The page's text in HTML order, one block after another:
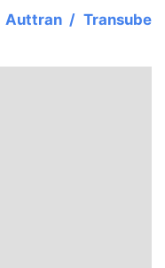
Auttran / Transube